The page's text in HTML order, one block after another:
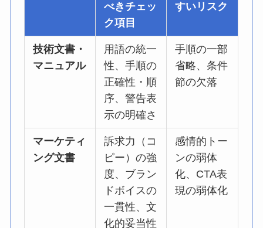
べきチェッ
ク項目
すいリスク
技術文書・
マニュアル
用語の統一
性、手順の
正確性・順
序、警告表
示の明確さ
手順の一部
省略、条件
節の欠落
マーケティ
ング文書
訴求力（コ
ピー）の強
度、ブラン
ドボイスの
一貫性、文
化的妥当性
感情的トー
ンの弱体
化、CTA表
現の弱体化